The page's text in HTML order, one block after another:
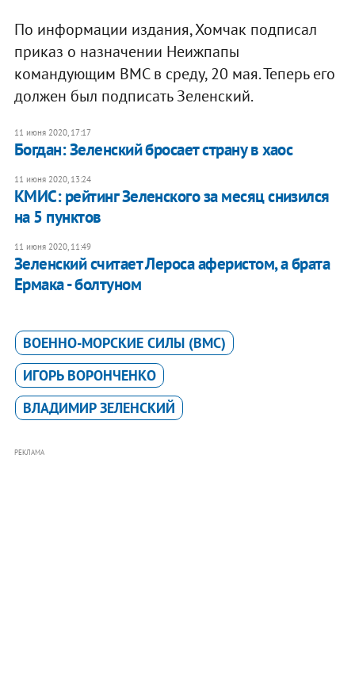
По информации издания, Хомчак подписал
приказ о назначении Неижпапы
командующим ВМС в среду, 20 мая. Теперь его
должен был подписать Зеленский.
11 июня 2020, 17:17
Богдан: Зеленский бросает страну в хаос
11 июня 2020, 13:24
КМИС: рейтинг Зеленского за месяц снизился
на 5 пунктов
11 июня 2020, 11:49
Зеленский считает Лероса аферистом, а брата
Ермака - болтуном
ВОЕННО-МОРСКИЕ СИЛЫ (ВМС)
ИГОРЬ ВОРОНЧЕНКО
ВЛАДИМИР ЗЕЛЕНСКИЙ
РЕКЛАМА